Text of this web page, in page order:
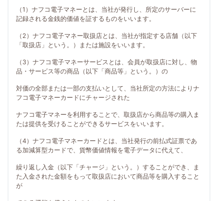
（1）ナフコ電子マネーとは、当社が発行し、所定のサーバーに
記録される金銭的価値を証するものをいいます。
（2）ナフコ電子マネー取扱店とは、当社が指定する店舗（以下
「取扱店」という。）または施設をいいます。
（3）ナフコ電子マネーサービスとは、会員が取扱店に対し、物
品・サービス等の商品（以下「商品等」という。）の
対価の全部または一部の支払いとして、当社所定の方法によりナ
フコ電子マネーカードにチャージされた
ナフコ電子マネーを利用することで、取扱店から商品等の購入ま
たは提供を受けることができるサービスをいいます。
（4）ナフコ電子マネーカードとは、当社発行の前払式証票であ
る加減算型カードで、貨幣価値情報を電子データに代えて、
繰り返し入金（以下「チャージ」という。）することができ、ま
た入金された金額をもって取扱店において商品等を購入すること
が